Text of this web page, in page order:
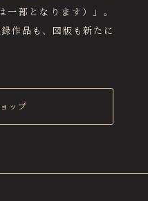
一部となります）」。
作品も、図版も新たに
ップ